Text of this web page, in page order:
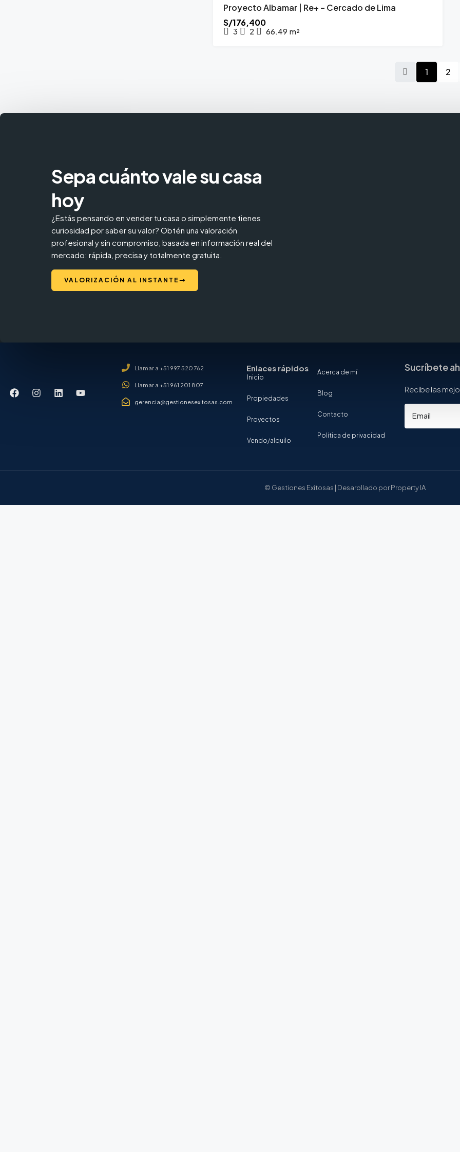
PROYECTO INMOBILIARIO FEBRERO 2027
Proyecto Albamar | Re+ – Cercado de Lima
S/176,400
3 2 66.49 m²
1 2
Sepa cuánto vale su casa
hoy
¿Estás pensando en vender tu casa o simplemente tienes
curiosidad por saber su valor? Obtén una valoración
profesional y sin compromiso, basada en información real del
mercado: rápida, precisa y totalmente gratuita.
VALORIZACIÓN AL INSTANTE
Llamar a +51 997 520 762
Llamar a +51 961 201 807
gerencia@gestionesexitosas.com
Enlaces rápidos
Inicio
Propiedades
Proyectos
Vendo/alquilo
Acerca de mí
Blog
Contacto
Política de privacidad
Sucríbete
Recibe las
© Gestiones Exitosas | Desarollado por Property IA